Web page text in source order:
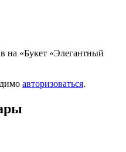
на «Букет «Элегантный
авторизоваться.